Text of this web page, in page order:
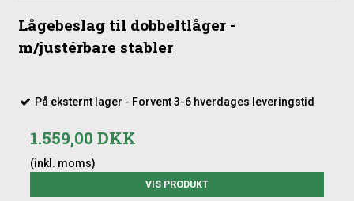
Lågebeslag til dobbeltlåger -
m/justérbare stabler
På eksternt lager - Forvent 3-6 hverdages leveringstid
1.559,00 DKK
(inkl. moms)
VIS PRODUKT